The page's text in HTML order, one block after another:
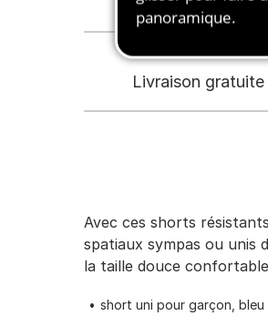
Livraison
Avec ces shorts
spatiaux sympas ou unis
la taille douce
short uni pour garçon,